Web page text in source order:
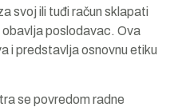
svoj ili tuđi račun sklapati
poslodavac. Ova
i predstavlja osnovnu etiku
se povredom radne